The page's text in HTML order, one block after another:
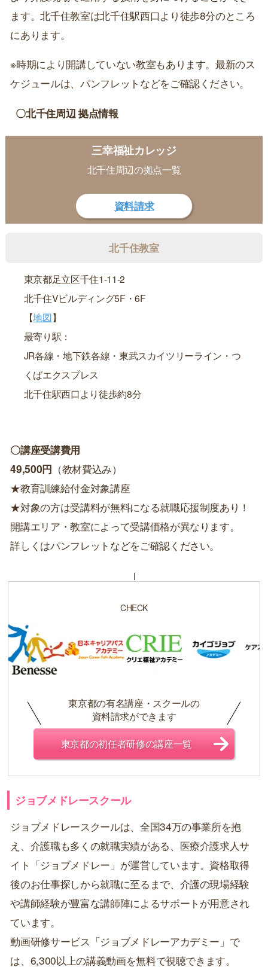
ます。北千住教室は北千住駅西口より徒歩8分のところ
にあります。
※時期により開講していない教室もあります。最新のス
ケジュールは、パンフレットなどをご確認ください。
〇北千住周辺 拠点情報
三幸福祉カレッジ
北千住周辺の拠点一覧
資料請求
北千住教室
東京都足立区千住1-11-2
北千住Vビルディング5F・6F
【地図】
最寄り駅：
JR各線・地下鉄各線・東武スカイツリーライン・つ
くばエクスプレス
北千住駅西口より徒歩約8分
〇講座受講費用
49,500円 （教材費込み）
★教育訓練給付金対象講座
★対象の方は受講料が無料になる就職応援制度あり！
開講エリア・教室によって受講価格が異なります。
詳しくはパンフレットなどをご確認ください。
CHECK
東京都の有名講座・スクールの
資料請求ができます
東京都の初任者研修の講座一覧
ジョブメドレースクール
ジョブメドレースクールは、全国34万の事業所を抱
え、介護職も多くの就職実績がある、医療介護求人サ
イト「ジョブメドレー」が運営しています。資格取得
後のお仕事探しから就職に至るまで、介護の現場経験
や講師経験が豊富な講師陣によるサポートが用意され
ています。
動画研修サービス「ジョブメドレーアカデミー」で
は、6,300以上の講義動画を無料で視聴できます。